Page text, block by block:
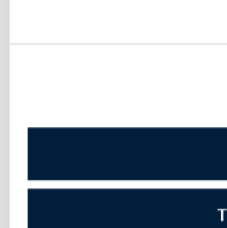
Alexandersgatans-
måndagen den